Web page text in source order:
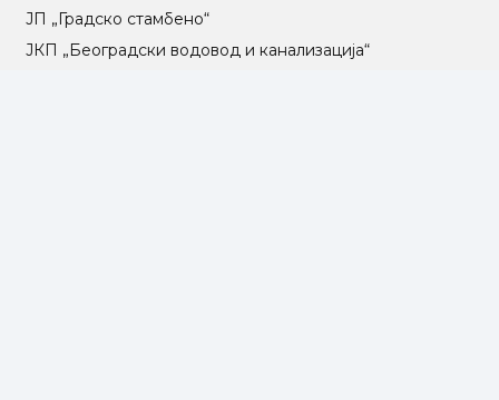
ЈП „Градско стамбено“
ЈКП „Београдски водовод и канализација“